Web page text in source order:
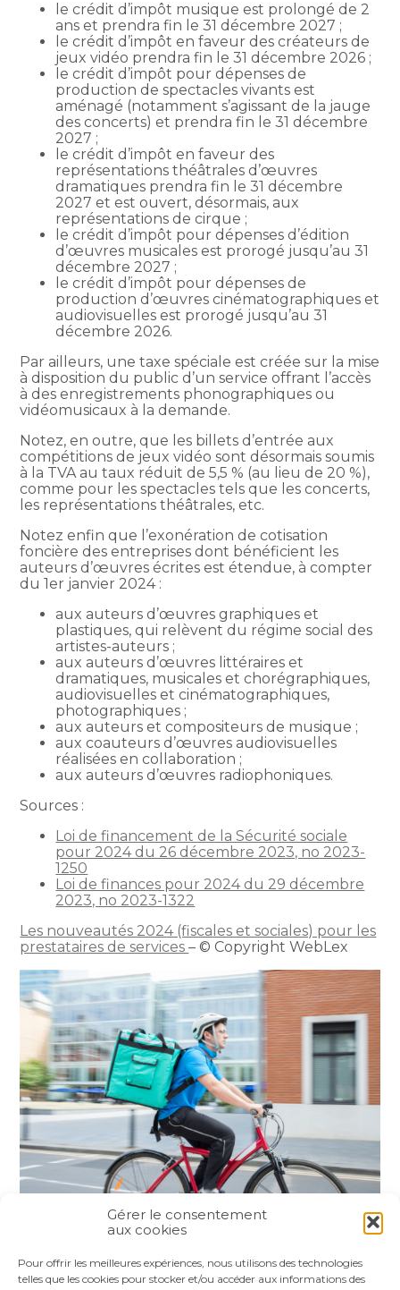
Gérer le consentement
aux cookies
Pour offrir les meilleures expériences, nous utilisons des technologies
telles que les cookies pour stocker et/ou accéder aux informations des
le crédit d’impôt musique est prolongé de 2
ans et prendra fin le 31 décembre 2027 ;
le crédit d’impôt en faveur des créateurs de
jeux vidéo prendra fin le 31 décembre 2026 ;
le crédit d’impôt pour dépenses de
production de spectacles vivants est
aménagé (notamment s’agissant de la jauge
des concerts) et prendra fin le 31 décembre
2027 ;
le crédit d’impôt en faveur des
représentations théâtrales d’œuvres
dramatiques prendra fin le 31 décembre
2027 et est ouvert, désormais, aux
représentations de cirque ;
le crédit d’impôt pour dépenses d’édition
d’œuvres musicales est prorogé jusqu’au 31
décembre 2027 ;
le crédit d’impôt pour dépenses de
production d’œuvres cinématographiques et
audiovisuelles est prorogé jusqu’au 31
décembre 2026.
Par ailleurs, une taxe spéciale est créée sur la mise
à disposition du public d’un service offrant l’accès
à des enregistrements phonographiques ou
vidéomusicaux à la demande.
Notez, en outre, que les billets d’entrée aux
compétitions de jeux vidéo sont désormais soumis
à la TVA au taux réduit de 5,5 % (au lieu de 20 %),
comme pour les spectacles tels que les concerts,
les représentations théâtrales, etc.
Notez enfin que l’exonération de cotisation
foncière des entreprises dont bénéficient les
auteurs d’œuvres écrites est étendue, à compter
du 1er janvier 2024 :
aux auteurs d’œuvres graphiques et
plastiques, qui relèvent du régime social des
artistes-auteurs ;
aux auteurs d’œuvres littéraires et
dramatiques, musicales et chorégraphiques,
audiovisuelles et cinématographiques,
photographiques ;
aux auteurs et compositeurs de musique ;
aux coauteurs d’œuvres audiovisuelles
réalisées en collaboration ;
aux auteurs d’œuvres radiophoniques.
Sources :
Loi de financement de la Sécurité sociale
pour 2024 du 26 décembre 2023, no 2023-
1250
Loi de finances pour 2024 du 29 décembre
2023, no 2023-1322
Les nouveautés 2024 (fiscales et sociales) pour les
prestataires de services– © Copyright WebLex